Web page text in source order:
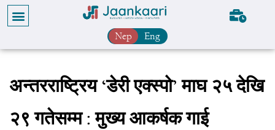
Nep Eng
अन्तरराष्ट्रिय ‘डेरी एक्स्पो’ माघ २५ देखि
२९ गतेसम्म : मुख्य आकर्षक गाई